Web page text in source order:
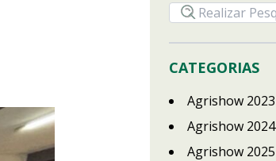
CATEGORIAS
Agrishow 2023
Agrishow 2024
Agrishow 2025